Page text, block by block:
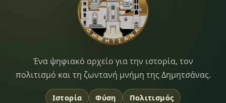
Dimitsana.gr
Ένα ψηφιακό αρχείο για την ιστορία, τον
πολιτισμό και τη ζωντανή μνήμη της Δημητσάνας.
Ιστορία Φύση Πολιτισμός